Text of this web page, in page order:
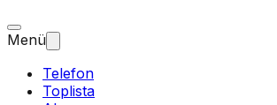
Menü
Telefon
Toplista